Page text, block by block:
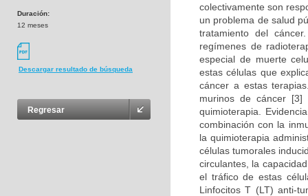
Duración:
12 meses
Descargar resultado de búsqueda
Regresar
colectivamente son
un problema de salud
tratamiento del
regímenes de
especial de muerte
estas células que
cáncer a estas
murinos de cáncer
quimioterapia.
combinación con la
la quimioterapia
células tumorales
circulantes, la
el tráfico de estas
Linfocitos T (LT) anti-